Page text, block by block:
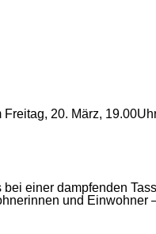
Freitag, 20. März,
einer dampfenden
und Einwohner